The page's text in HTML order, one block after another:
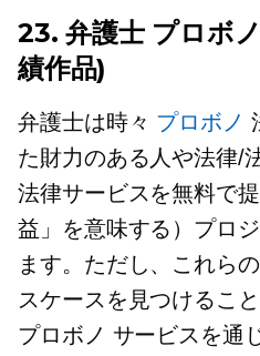
23. 弁護士 プロボノ
績作品)
弁護士は時々 プロボノ
た財力のある人や法律/
法律サービスを無料で
益」を意味する）プロ
ます。ただし、これら
スケースを見つけること
プロボノ サービスを通